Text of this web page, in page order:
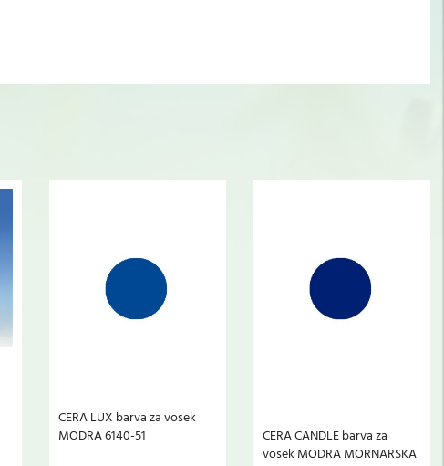
CERA LUX barva za vosek
MODRA 6140-51
CERA CANDLE barva za
vosek MODRA MORNARSKA